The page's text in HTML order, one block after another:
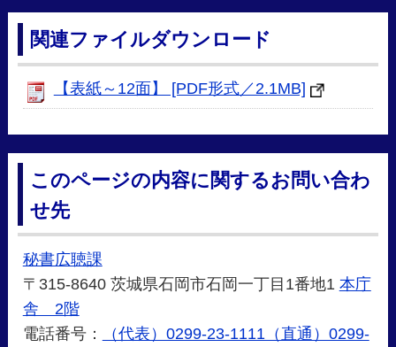
関連ファイルダウンロード
【表紙～12面】 [PDF形式／2.1MB]
このページの内容に関するお問い合わ
せ先
秘書広聴課
〒315-8640 茨城県石岡市石岡一丁目1番地1 本庁
舎 2階
電話番号：
（代表）0299-23-1111（直通）0299-